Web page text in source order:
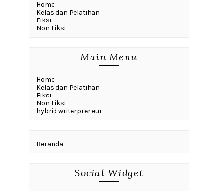
Home
Kelas dan Pelatihan
Fiksi
Non Fiksi
Main Menu
Home
Kelas dan Pelatihan
Fiksi
Non Fiksi
hybrid writerpreneur
Beranda
Social Widget